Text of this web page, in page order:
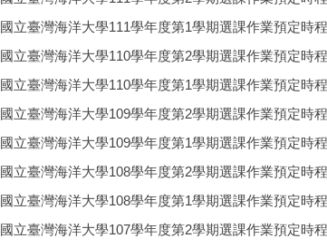
國立臺灣海洋大學111學年度第1學期選課作業預定時
國立臺灣海洋大學110學年度第2學期選課作業預定時
國立臺灣海洋大學110學年度第1學期選課作業預定時
國立臺灣海洋大學109學年度第2學期選課作業預定時
國立臺灣海洋大學109學年度第1學期選課作業預定時
國立臺灣海洋大學108學年度第2學期選課作業預定時
國立臺灣海洋大學108學年度第1學期選課作業預定時
國立臺灣海洋大學107學年度第2學期選課作業預定時